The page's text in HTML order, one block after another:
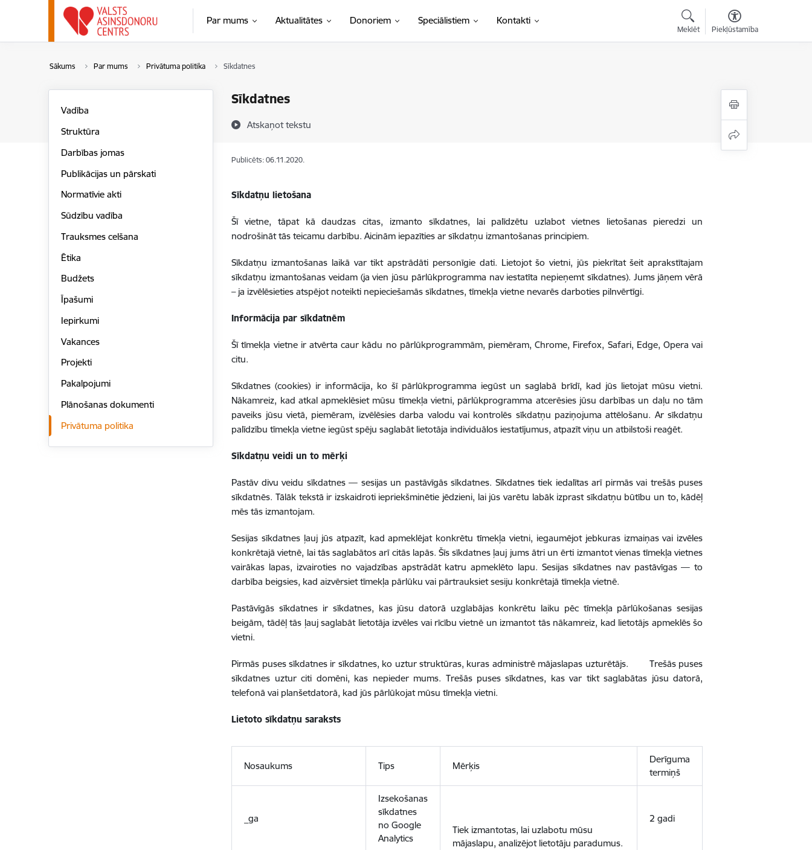
Pāriet uz lapas saturu
Par mums Aktualitātes Donoriem Speciālistiem Kontakti
Meklēt Piekļūstamība
Sākums Par mums Privātuma politika Sīkdatnes
Sīkdatnes
Atskaņot tekstu
Vadība
Struktūra
Darbības jomas
Publikācijas un pārskati
Normatīvie akti
Sūdzību vadība
Trauksmes celšana
Ētika
Budžets
Īpašumi
Iepirkumi
Vakances
Projekti
Pakalpojumi
Plānošanas dokumenti
Privātuma politika
Publicēts: 06.11.2020.
Sīkdatņu lietošana
Šī vietne, tāpat kā daudzas citas, izmanto sīkdatnes, lai palīdzētu uzlabot vietnes lietošanas pieredzi un
nodrošināt tās teicamu darbību. Aicinām iepazīties ar sīkdatņu izmantošanas principiem.
Sīkdatņu izmantošanas laikā var tikt apstrādāti personīgie dati. Lietojot šo vietni, jūs piekrītat šeit aprakstītajam
sīkdatņu izmantošanas veidam (ja vien jūsu pārlūkprogramma nav iestatīta nepieņemt sīkdatnes). Jums jāņem vērā
– ja izvēlēsieties atspējot noteikti nepieciešamās sīkdatnes, tīmekļa vietne nevarēs darboties pilnvērtīgi.
Informācija par sīkdatnēm
Šī tīmekļa vietne ir atvērta caur kādu no pārlūkprogrammām, piemēram, Chrome, Firefox, Safari, Edge, Opera vai
citu.
Sīkdatnes (cookies) ir informācija, ko šī pārlūkprogramma iegūst un saglabā brīdī, kad jūs lietojat mūsu vietni.
Nākamreiz, kad atkal apmeklēsiet mūsu tīmekļa vietni, pārlūkprogramma atcerēsies jūsu darbības un daļu no tām
paveiks jūsu vietā, piemēram, izvēlēsies darba valodu vai kontrolēs sīkdatņu paziņojuma attēlošanu. Ar sīkdatņu
palīdzību tīmekļa vietne iegūst spēju saglabāt lietotāja individuālos iestatījumus, atpazīt viņu un atbilstoši reaģēt.
Sīkdatņu veidi un to mērķi
Pastāv divu veidu sīkdatnes — sesijas un pastāvīgās sīkdatnes. Sīkdatnes tiek iedalītas arī pirmās vai trešās puses
sīkdatnēs. Tālāk tekstā ir izskaidroti iepriekšminētie jēdzieni, lai jūs varētu labāk izprast sīkdatņu būtību un to, kādēļ
mēs tās izmantojam.
Sesijas sīkdatnes ļauj jūs atpazīt, kad apmeklējat konkrētu tīmekļa vietni, iegaumējot jebkuras izmaiņas vai izvēles
konkrētajā vietnē, lai tās saglabātos arī citās lapās. Šīs sīkdatnes ļauj jums ātri un ērti izmantot vienas tīmekļa vietnes
vairākas lapas, izvairoties no vajadzības apstrādāt katru apmeklēto lapu. Sesijas sīkdatnes nav pastāvīgas — to
darbība beigsies, kad aizvērsiet tīmekļa pārlūku vai pārtrauksiet sesiju konkrētajā tīmekļa vietnē.
Pastāvīgās sīkdatnes ir sīkdatnes, kas jūsu datorā uzglabājas konkrētu laiku pēc tīmekļa pārlūkošanas sesijas
beigām, tādēļ tās ļauj saglabāt lietotāja izvēles vai rīcību vietnē un izmantot tās nākamreiz, kad lietotājs apmeklēs šo
vietni.
Pirmās puses sīkdatnes ir sīkdatnes, ko uztur struktūras, kuras administrē mājaslapas uzturētājs. Trešās puses
sīkdatnes uztur citi domēni, kas nepieder mums. Trešās puses sīkdatnes, kas var tikt saglabātas jūsu datorā,
telefonā vai planšetdatorā, kad jūs pārlūkojat mūsu tīmekļa vietni.
Lietoto sīkdatņu saraksts
Nosaukums Tips Mērķis
Derīguma
termiņš
_ga
Izsekošanas
sīkdatnes
no Google
Analytics
Tiek izmantotas, lai uzlabotu mūsu
mājaslapu, analizējot lietotāju paradumus.
2 gadi